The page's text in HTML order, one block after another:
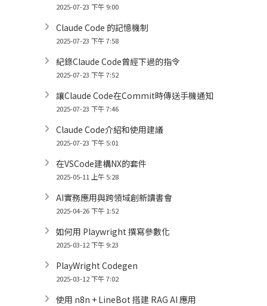
2025-07-23 下午 9:00
Claude Code 的記憶機制
2025-07-23 下午 7:58
紀錄Claude Code曾經下過的指令
2025-07-23 下午 7:52
讓Claude Code在Commit時傳送手機通知
2025-07-23 下午 7:46
Claude Code介紹和使用建議
2025-07-23 下午 5:01
在VSCode建構NX的套件
2025-05-11 上午 5:28
AI實務應用與跨領域創新讀書會
2025-04-26 下午 1:52
如何用 Playwright 撰寫參數化
2025-03-12 下午 9:23
PlayWright Codegen
2025-03-12 下午 7:02
使用 n8n + LineBot 搭建 RAG AI 應用